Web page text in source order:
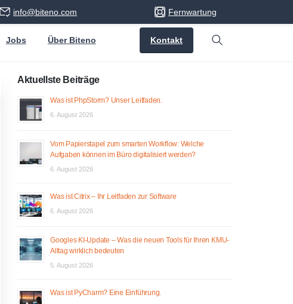
info@biteno.com Fernwartung
Jobs Über Biteno Kontakt
Search
Aktuellste Beiträge
Was ist PhpStorm? Unser Leitfaden.
6. August 2026
Vom Papierstapel zum smarten Workflow: Welche
Aufgaben können im Büro digitalisiert werden?
6. August 2026
Was ist Citrix – Ihr Leitfaden zur Software
6. August 2026
Googles KI-Update – Was die neuen Tools für Ihren KMU-
Alltag wirklich bedeuten
5. August 2026
Was ist PyCharm? Eine Einführung.